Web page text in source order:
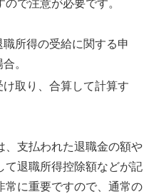
で注意が必要です。
所得の受給に関する申
。
取り、合算して計算す
、支払われた退職金の額や
て退職所得控除額などが記
常に重要ですので、通常の